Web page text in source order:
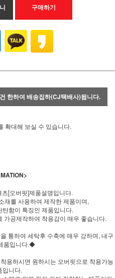
구매하기
한하여 배송집하(CJ택배사)됩니다.
확대해 보실 수 있습니다.
[오버핏]제품설명입니다.
재를 사용하여 제작한 제품이며,
함이 특징인 제품입니다.
가공제작하여 착용감이 매우 좋습니다.
통하여 세탁후 수축에 매우 강하며, 내구
품입니다.◆
용하시면 원하시는 오버핏으로 착용가능
입니다.